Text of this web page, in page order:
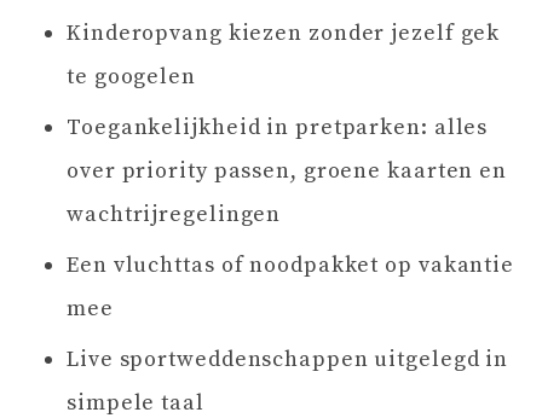
Kinderopvang kiezen zonder jezelf gek
te googelen
Toegankelijkheid in pretparken: alles
over priority passen, groene kaarten en
wachtrijregelingen
Een vluchttas of noodpakket op vakantie
mee
Live sportweddenschappen uitgelegd in
simpele taal